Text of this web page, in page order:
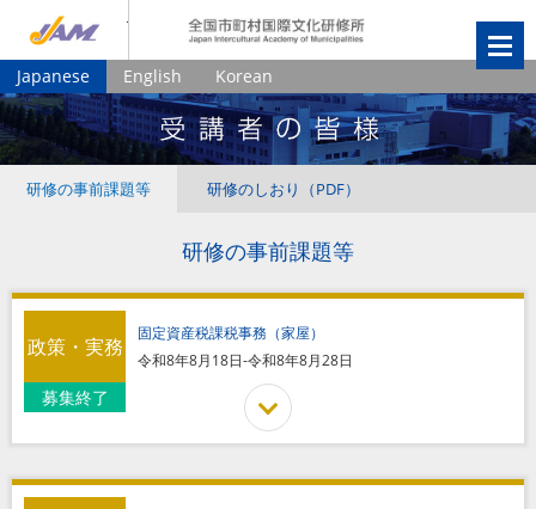
Japanese English Korean
研修の事前課題等 研修のしおり（PDF）
研修の事前課題等
固定資産税課税事務（家屋）
令和8年8月18日-令和8年8月28日
政策・実務
募集終了